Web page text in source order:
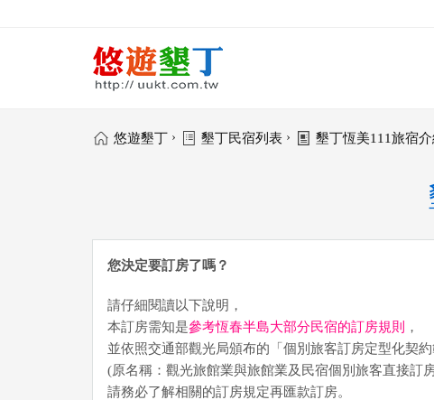
悠遊墾丁 › 墾丁民宿列表 › 墾丁恆美111旅宿介
您決定要訂房了嗎？
請仔細閱讀以下說明，
本訂房需知是參考恆春半島大部分民宿的訂房規則
，
並依照交通部觀光局頒布的「個別旅客訂房定型化契約
(原名稱：觀光旅館業與旅館業及民宿個別旅客直接訂
請務必了解相關的訂房規定再匯款訂房。